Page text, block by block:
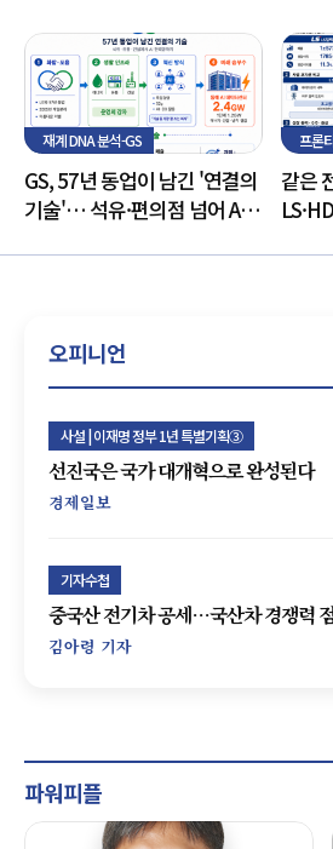
재계 DNA 분석-GS
GS, 57년 동업이 남긴 '연결의
기술'… 석유·편의점 넘어 AI
프론
같은
오피니언
사설 | 이재명 정부 1년 특별기획③
선진국은 국가 대개혁으로 완성된다
경제일보
기자수첩
중국산 전기차 공세…국산차 경쟁력
김아령 기자
파워피플